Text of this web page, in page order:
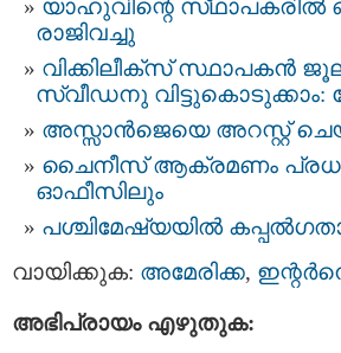
യാഹുവിന്റെ സ്‌ഥാപകരില്‍
രാജിവച്ചു
വിക്കിലീക്‌സ് സ്ഥാപകന്‍
സ്വീഡനു വിട്ടുകൊടുക്കാം:
അസ്സാന്‍ജെയെ അറസ്റ്റ്‌
ചൈനീസ് ആക്രമണം
ഓഫീസിലും
പശ്ചിമേഷ്യയിൽ
വായിക്കുക: അമേരിക്ക,
അഭിപ്രായം എഴുതുക: